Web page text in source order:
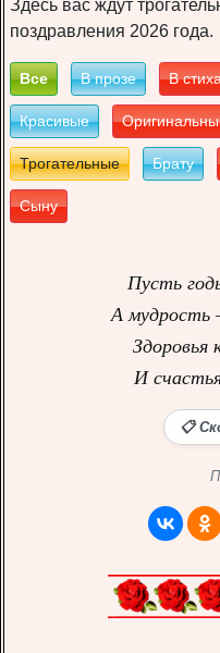
Здесь вас ждут
поздравления 2026 года.
Все В прозе В
Красивые
Трогательные Брату
Сыну
Пусть
А мудрость
Здоровья
И
📋